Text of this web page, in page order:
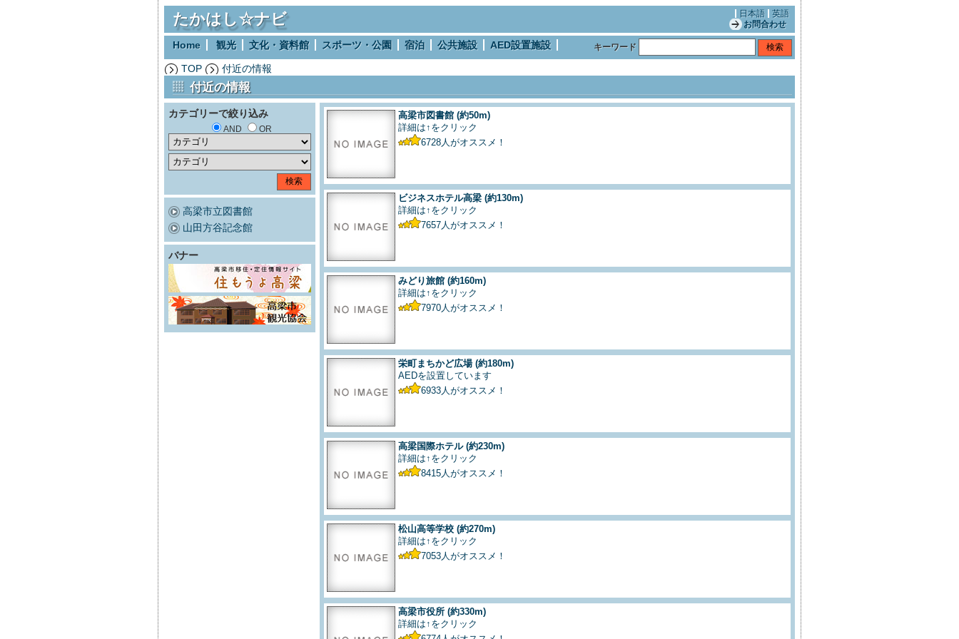
たかはし☆ナビ 日本語
英語
お問合わせ
Home 観光 文化・資料館 スポーツ・公園 宿泊 公共施設 AED設置施設 キーワード
TOP 付近の情報
付近の情報
カテゴリーで絞り込み
AND OR
高梁市立図書館
山田方谷記念館
バナー
高梁市図書館 (約50m)
詳細は↑をクリック
6728 人がオススメ！
ビジネスホテル高梁 (約130m)
詳細は↑をクリック
7657 人がオススメ！
みどり旅館 (約160m)
詳細は↑をクリック
7970 人がオススメ！
栄町まちかど広場 (約180m)
AEDを設置しています
6933 人がオススメ！
高梁国際ホテル (約230m)
詳細は↑をクリック
8415 人がオススメ！
松山高等学校 (約270m)
詳細は↑をクリック
7053 人がオススメ！
高梁市役所 (約330m)
詳細は↑をクリック